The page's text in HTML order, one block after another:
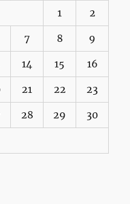
1 2
7 8 9
14 15 16
21 22 23
28 29 30